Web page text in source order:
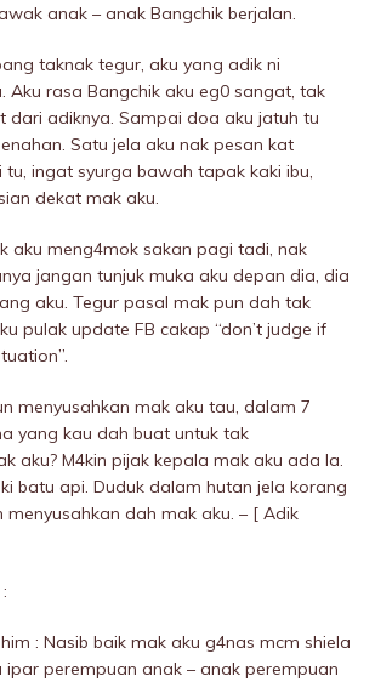
anak – anak Bangchik berjalan.
taknak tegur, aku yang adik ni
Aku rasa Bangchik aku eg0 sangat, tak
dari adiknya. Sampai doa aku jatuh tu
Satu jela aku nak pesan kat
tu, ingat syurga bawah tapak kaki ibu,
dekat mak aku.
aku meng4mok sakan pagi tadi, nak
jangan tunjuk muka aku depan dia, dia
aku. Tegur pasal mak pun dah tak
pulak update FB cakap “don’t judge if
menyusahkan mak aku tau, dalam 7
yang kau dah buat untuk tak
aku? M4kin pijak kepala mak aku ada la.
batu api. Duduk dalam hutan jela korang
menyusahkan dah mak aku. – [ Adik
: Nasib baik mak aku g4nas mcm shiela
ipar perempuan anak – anak perempuan